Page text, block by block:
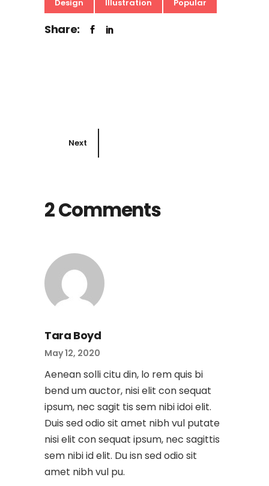
Design Illustration Popular
Share:
Next
2 Comments
Tara Boyd
May 12, 2020
Aenean solli citu din, lo rem quis bi
bend um auctor, nisi elit con sequat
ipsum, nec sagit tis sem nibi idoi elit.
Duis sed odio sit amet nibh vul putate
nisi elit con sequat ipsum, nec sagittis
sem nibi id elit. Du isn sed odio sit
amet nibh vul pu.